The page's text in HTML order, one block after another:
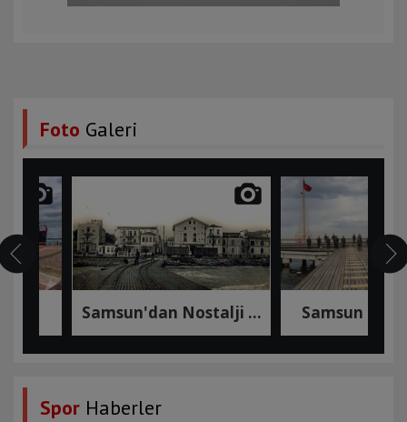
Foto Galeri
Samsun'dan Nostalji ... Samsun Limanı ve ...
Spor Haberler